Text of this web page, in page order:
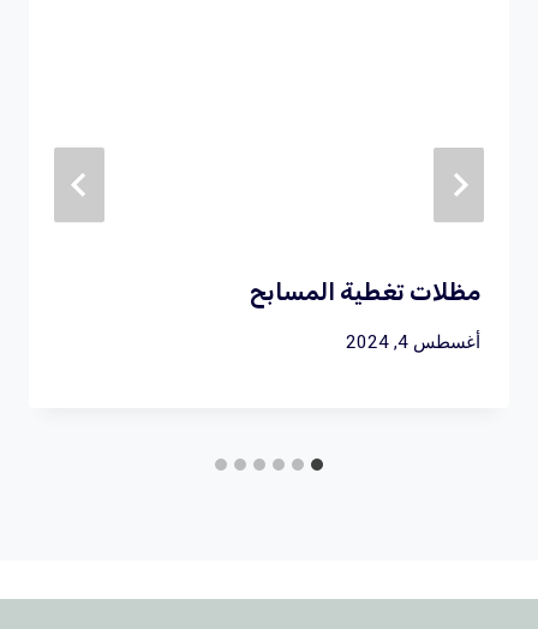
مظلات تغطية المسابح
أغسطس 4, 2024